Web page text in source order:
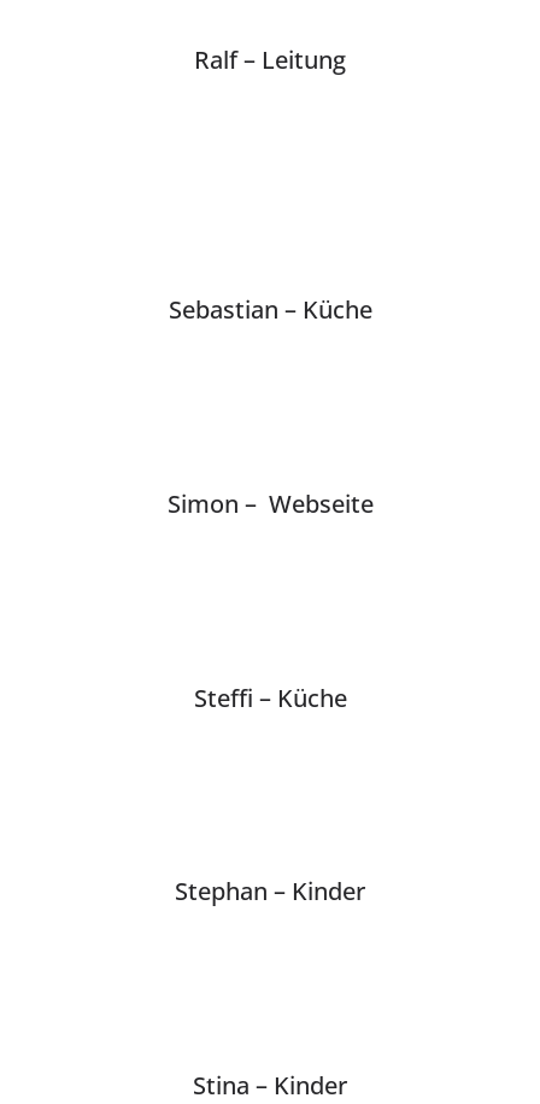
Ralf – Leitung
Sebastian – Küche
Simon – Webseite
Steffi – Küche
Stephan – Kinder
Stina – Kinder